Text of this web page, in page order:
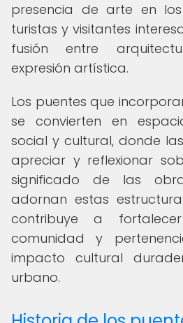
presencia de arte en
turistas y visitantes
fusión entre
expresión artística.
Los puentes que
se convierten en
social y cultural, donde
apreciar y reflexionar
significado de las
adornan estas
contribuye a
comunidad y
impacto cultural
urbano.